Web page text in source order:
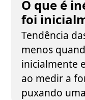
O que é
foi
Tendência
menos
inicialmente
ao medir a
puxando